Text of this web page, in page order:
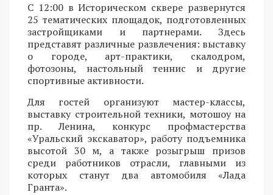
С 12:00 в Историческом сквере развернутся
25 тематических площадок, подготовленных
застройщиками и партнерами. Здесь
представят различные развлечения: выставку
о городе, арт-практики, скалодром,
фотозоны, настольный теннис и другие
спортивные активности.
Для гостей организуют мастер-классы,
выставку строительной техники, мотошоу на
пр. Ленина, конкурс профмастерства
«Уральский экскаватор», работу подъемника
высотой 30 м, а также розыгрыш призов
среди работников отрасли, главными из
которых станут два автомобиля «Лада
Гранта».